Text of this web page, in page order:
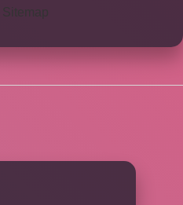
Sitemap